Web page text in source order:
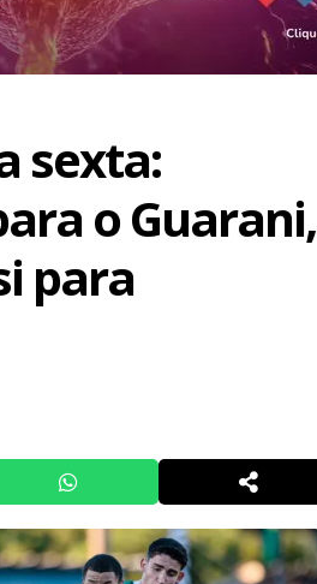
sexta:
o Guarani,
para